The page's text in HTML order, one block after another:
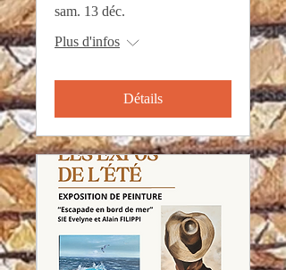
sam. 13 déc.
Plus d'infos
Détails